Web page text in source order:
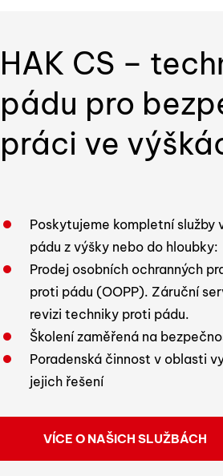
HAK CS –
pádu pro
práci ve
Poskytujeme kompletní služby
pádu z výšky nebo do hloubky:
Prodej osobních ochranných
proti pádu (OOPP). Záruční
revizi techniky proti pádu.
Školení zaměřená na
Poradenská činnost v oblasti
jejich řešení
VÍCE O NAŠICH SLUŽBÁCH